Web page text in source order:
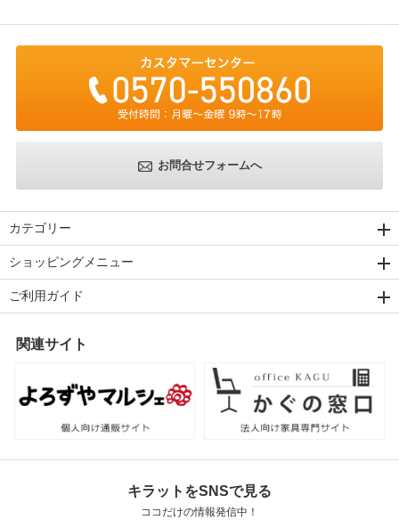
お問合せフォームへ
カテゴリー
ショッピングメニュー
ご利用ガイド
関連サイト
キラットをSNSで見る
ココだけの情報発信中！